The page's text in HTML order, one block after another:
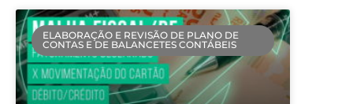
ELABORAÇÃO E REVISÃO DE PLANO DE
CONTAS E DE BALANCETES CONTÁBEIS